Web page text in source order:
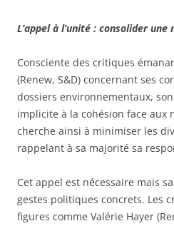
L’appel à l’unité : consolider
Consciente des critiques
(Renew, S&D) concernant ses
dossiers environnementaux,
implicite à la cohésion face aux
cherche ainsi à minimiser les
rappelant à sa majorité sa
Cet appel est nécessaire mais
gestes politiques concrets. Les
figures comme Valérie Hayer